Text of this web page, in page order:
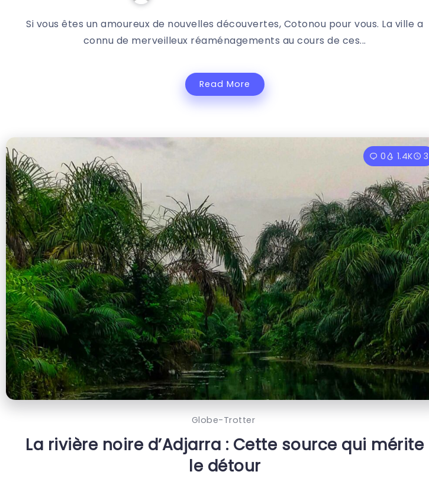
Si vous êtes un amoureux de nouvelles découvertes, Cotonou pour vous. La ville a
connu de merveilleux réaménagements au cours de ces...
Read More
0 1.4K 3
Globe-Trotter
La rivière noire d’Adjarra : Cette source qui mérite
le détour